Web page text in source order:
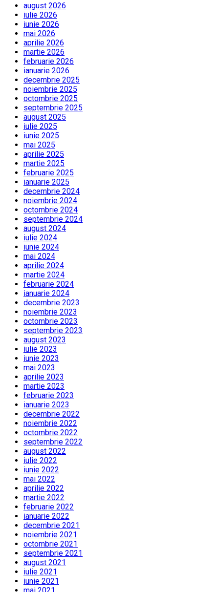
august 2026
iulie 2026
iunie 2026
mai 2026
aprilie 2026
martie 2026
februarie 2026
ianuarie 2026
decembrie 2025
noiembrie 2025
octombrie 2025
septembrie 2025
august 2025
iulie 2025
iunie 2025
mai 2025
aprilie 2025
martie 2025
februarie 2025
ianuarie 2025
decembrie 2024
noiembrie 2024
octombrie 2024
septembrie 2024
august 2024
iulie 2024
iunie 2024
mai 2024
aprilie 2024
martie 2024
februarie 2024
ianuarie 2024
decembrie 2023
noiembrie 2023
octombrie 2023
septembrie 2023
august 2023
iulie 2023
iunie 2023
mai 2023
aprilie 2023
martie 2023
februarie 2023
ianuarie 2023
decembrie 2022
noiembrie 2022
octombrie 2022
septembrie 2022
august 2022
iulie 2022
iunie 2022
mai 2022
aprilie 2022
martie 2022
februarie 2022
ianuarie 2022
decembrie 2021
noiembrie 2021
octombrie 2021
septembrie 2021
august 2021
iulie 2021
iunie 2021